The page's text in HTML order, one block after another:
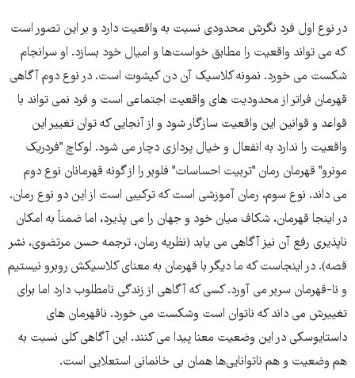
در نوع اول فرد نگرش محدودى نسبت به واقعیت دارد و بر این تصور است
که مى تواند واقعیت را مطابق خواست‌ها و امیال خود بسازد. او سرانجام
شکست مى خورد. نمونه کلاسیک آن دن کیشوت است. در نوع دوم آگاهى
قهرمان فراتر از محدودیت هاى واقعیت اجتماعى است و فرد نمى تواند با
قواعد و قوانین این واقعیت سازگار شود و از آنجایى که توان تغییر این
واقعیت را ندارد به انفعال و خیال پردازى دچار مى شود. لوکاچ "فردریک
مونرو" قهرمان رمان "تربیت احساسات" فلوبر را از گونه قهرمانان نوع دوم
مى داند. نوع سوم، رمان آموزشى است که ترکیبى است از این دو نوع رمان.
در اینجا قهرمان، شکاف میان خود و جهان را مى پذیرد، اما ضمناً به امکان
ناپذیرى رفع آن نیز آگاهى مى یابد (نظریه رمان، ترجمه حسن مرتضوی، نشر
قصه). در اینجاست که ما دیگر با قهرمان به معناى کلاسیکش روبرو نیستیم
و نا-قهرمان سربر مى آورد. کسى که آگاهى از زندگى نامطلوب دارد اما براى
تغییرش مى داند که ناتوان است وشکست مى خورد. ناقهرمان هاى
داستایوسکى در این وضعیت معنا پیدا مى کنند. این آگاهى کلى نسبت به
هم وضعیت و هم ناتوانایى‌ها همان بى خانمانى استعلایى است.